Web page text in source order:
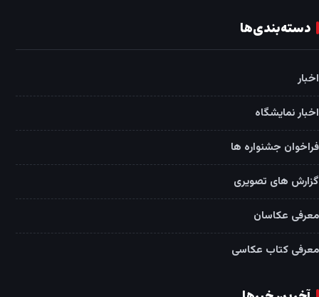
دسته‌بندی‌ها
اخبار
اخبار نمایشگاه
فراخوان جشنواره ها
گزارش های تصویری
معرفی عکاسان
معرفی کتاب عکاسی